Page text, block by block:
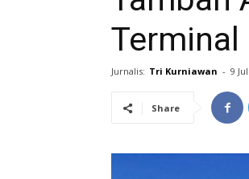
Terminal
Jurnalis: Tri Kurniawan - 9
Share